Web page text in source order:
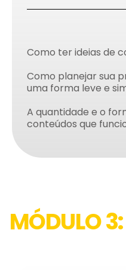
Como ter ideias de
Como planejar sua
uma forma leve e
A quantidade e o
conteúdos que
MÓDULO